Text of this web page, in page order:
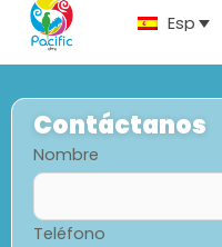
Español
Contáctanos
Nombre
Teléfono